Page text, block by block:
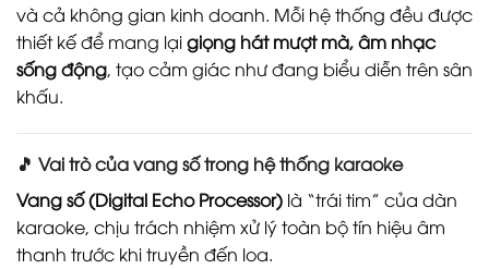
và cả không gian kinh doanh. Mỗi hệ thống đều được
thiết kế để mang lạigiọng hát mượt mà, âm nhạc
sống động, tạo cảm giác như đang biểu diễn trên sân
khấu.
🎵 Vai trò của vang số trong hệ thống karaoke
Vang số (Digital Echo Processor) là “trái tim” của dàn
karaoke, chịu trách nhiệm xử lý toàn bộ tín hiệu âm
thanh trước khi truyền đến loa.